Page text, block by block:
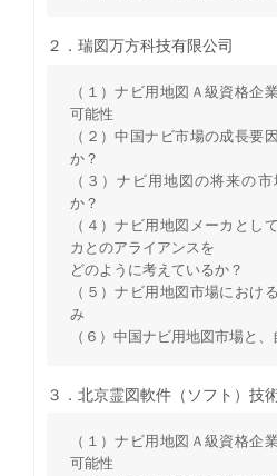
２．瑞図万方科技有限公司
（１）ナビ用地図Ａ級資格企
可能性
（２）中国ナビ市場の成長要
か？
（３）ナビ用地図の将来の
か？
（４）ナビ用地図メーカとし
カとのアライアンスを
どのように考えているか？
（５）ナビ用地図市場におけ
み
（６）中国ナビ用地図市場と
３．北京霊図軟件（ソフト）技
（１）ナビ用地図Ａ級資格企
可能性